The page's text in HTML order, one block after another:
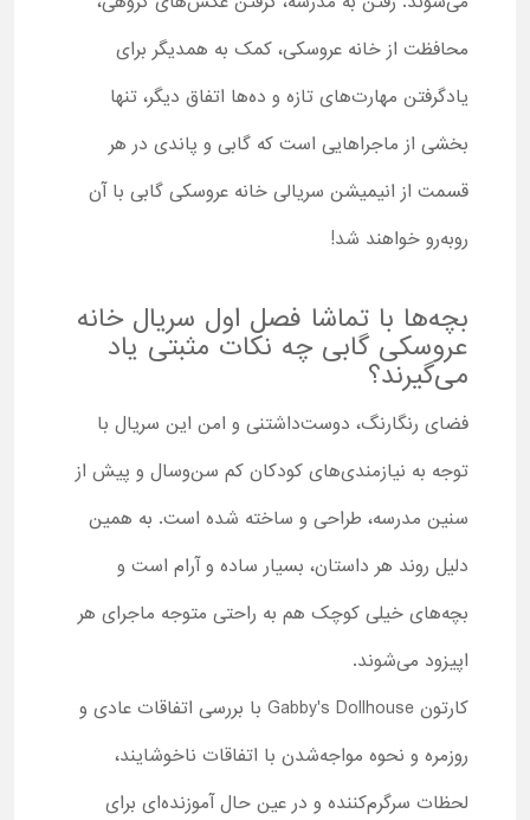
محافظت از خانه عروسکی، کمک به همدیگر برای
یادگرفتن مهارت‌های تازه و ده‌ها اتفاق دیگر، تنها
بخشی از ماجراهایی است که گابی و پاندی در هر
قسمت از انیمیشن سریالی خانه عروسکی گابی با آن
روبه‌رو خواهند شد!
بچه‌ها با تماشا فصل اول سریال خانه
عروسکی گابی چه نکات مثبتی یاد
می‌گیرند؟
فضای رنگارنگ، دوست‌داشتنی و امن این سریال با
توجه به نیازمندی‌های کودکان کم سن‌وسال و پیش از
سنین مدرسه، طراحی و ساخته شده است. به همین
دلیل روند هر داستان، بسیار ساده و آرام است و
بچه‌های خیلی کوچک هم به راحتی متوجه ماجرای هر
اپیزود می‌شوند.
کارتون Gabby's Dollhouse با بررسی اتفاقات عادی و
روزمره و نحوه مواجه‌شدن با اتفاقات ناخوشایند،
لحظات سرگرم‌کننده و در عین حال آموزنده‌ای برای